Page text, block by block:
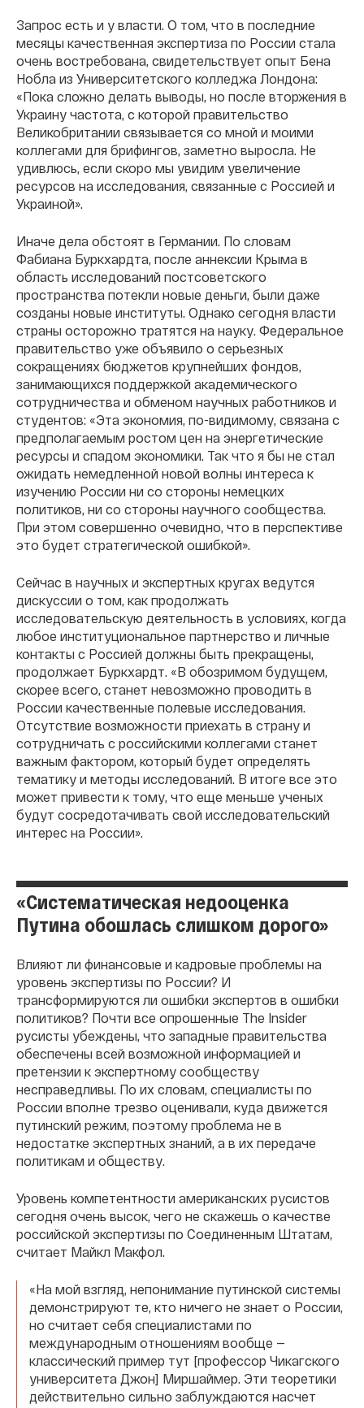
Запрос есть и у власти. О том, что в последние
месяцы качественная экспертиза по России стала
очень востребована, свидетельствует опыт Бена
Нобла из Университетского колледжа Лондона:
«Пока сложно делать выводы, но после вторжения в
Украину частота, с которой правительство
Великобритании связывается со мной и моими
коллегами для брифингов, заметно выросла. Не
удивлюсь, если скоро мы увидим увеличение
ресурсов на исследования, связанные с Россией и
Украиной».
Иначе дела обстоят в Германии. По словам
Фабиана Буркхардта, после аннексии Крыма в
область исследований постсоветского
пространства потекли новые деньги, были даже
созданы новые институты. Однако сегодня власти
страны осторожно тратятся на науку. Федеральное
правительство уже объявило о серьезных
сокращениях бюджетов крупнейших фондов,
занимающихся поддержкой академического
сотрудничества и обменом научных работников и
студентов: «Эта экономия, по-видимому, связана с
предполагаемым ростом цен на энергетические
ресурсы и спадом экономики. Так что я бы не стал
ожидать немедленной новой волны интереса к
изучению России ни со стороны немецких
политиков, ни со стороны научного сообщества.
При этом совершенно очевидно, что в перспективе
это будет стратегической ошибкой».
Сейчас в научных и экспертных кругах ведутся
дискуссии о том, как продолжать
исследовательскую деятельность в условиях, когда
любое институциональное партнерство и личные
контакты с Россией должны быть прекращены,
продолжает Буркхардт. «В обозримом будущем,
скорее всего, станет невозможно проводить в
России качественные полевые исследования.
Отсутствие возможности приехать в страну и
сотрудничать с российскими коллегами станет
важным фактором, который будет определять
тематику и методы исследований. В итоге все это
может привести к тому, что еще меньше ученых
будут сосредотачивать свой исследовательский
интерес на России».
«Систематическая недооценка
Путина обошлась слишком дорого»
Влияют ли финансовые и кадровые проблемы на
уровень экспертизы по России? И
трансформируются ли ошибки экспертов в ошибки
политиков? Почти все опрошенные The Insider
русисты убеждены, что западные правительства
обеспечены всей возможной информацией и
претензии к экспертному сообществу
несправедливы. По их словам, специалисты по
России вполне трезво оценивали, куда движется
путинский режим, поэтому проблема не в
недостатке экспертных знаний, а в их передаче
политикам и обществу.
Уровень компетентности американских русистов
сегодня очень высок, чего не скажешь о качестве
российской экспертизы по Соединенным Штатам,
считает Майкл Макфол.
«На мой взгляд, непонимание путинской системы
демонстрируют те, кто ничего не знает о России,
но считает себя специалистами по
международным отношениям вообще —
классический пример тут [профессор Чикагского
университета Джон] Миршаймер. Эти теоретики
действительно сильно заблуждаются насчет